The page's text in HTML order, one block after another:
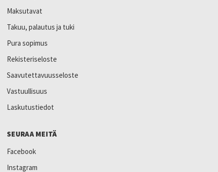
Maksutavat
Takuu, palautus ja tuki
Pura sopimus
Rekisteriseloste
Saavutettavuusseloste
Vastuullisuus
Laskutustiedot
SEURAA MEITÄ
Facebook
Instagram